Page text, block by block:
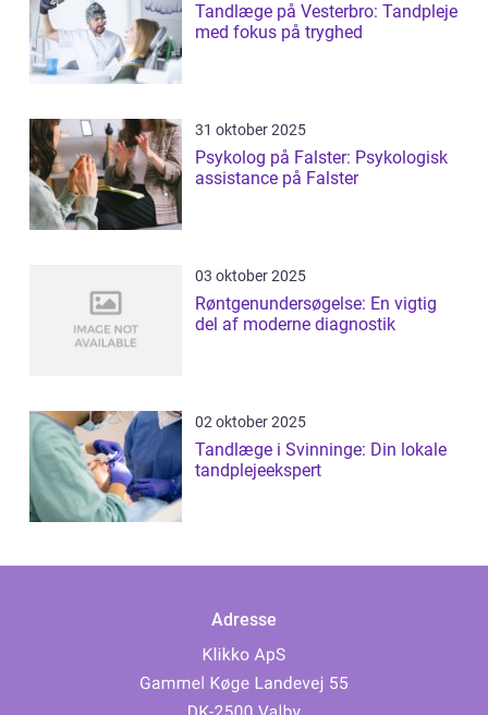
Tandlæge på Vesterbro: Tandpleje
med fokus på tryghed
31 oktober 2025
Psykolog på Falster: Psykologisk
assistance på Falster
03 oktober 2025
Røntgenundersøgelse: En vigtig
del af moderne diagnostik
02 oktober 2025
Tandlæge i Svinninge: Din lokale
tandplejeekspert
Adresse